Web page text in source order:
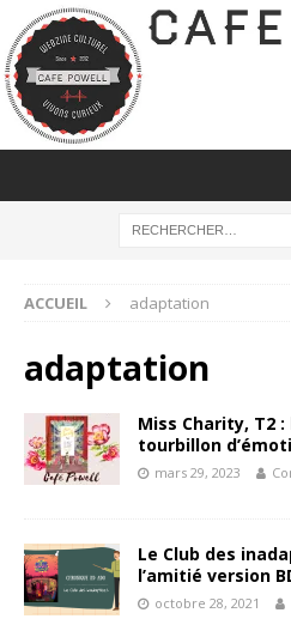
ACCUEIL adaptation
adaptation
Miss Charity, T2
tourbillon
mars 29, 2023
Le Club des
l’amitié version
octobre 28, 2021